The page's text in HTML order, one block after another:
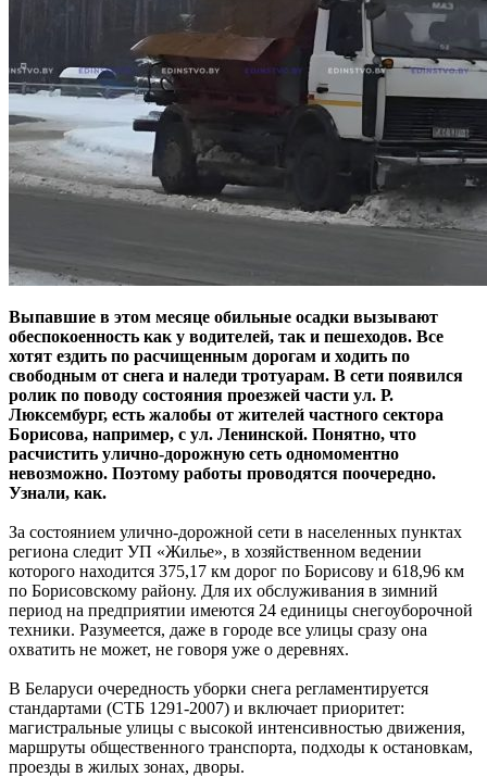
Выпавшие в этом месяце обильные осадки вызывают
обеспокоенность как у водителей, так и пешеходов. Все
хотят ездить по расчищенным дорогам и ходить по
свободным от снега и наледи тротуарам. В сети появился
ролик по поводу состояния проезжей части ул. Р.
Люксембург, есть жалобы от жителей частного сектора
Борисова, например, с ул. Ленинской. Понятно, что
расчистить улично-дорожную сеть одномоментно
невозможно. Поэтому работы проводятся поочередно.
Узнали, как.
За состоянием улично-дорожной сети в населенных пунктах
региона следит УП «Жилье», в хозяйственном ведении
которого находится 375,17 км дорог по Борисову и 618,96 км
по Борисовскому району. Для их обслуживания в зимний
период на предприятии имеются 24 единицы снегоуборочной
техники. Разумеется, даже в городе все улицы сразу она
охватить не может, не говоря уже о деревнях.
В Беларуси очередность уборки снега регламентируется
стандартами (СТБ 1291-2007) и включает приоритет:
магистральные улицы с высокой интенсивностью движения,
маршруты общественного транспорта, подходы к остановкам,
проезды в жилых зонах, дворы.